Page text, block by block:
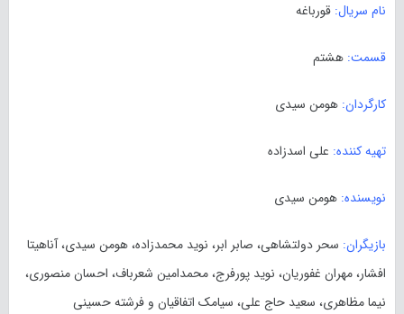
نام سریال: قورباغه
قسمت: هشتم
کارگردان: هومن سیدی
تهیه کننده: علی اسدزاده
نویسنده: هومن سیدی
بازیگران: سحر دولتشاهی، صابر ابر، نوید محمدزاده، هومن سیدی، آناهیتا
افشار، مهران غفوریان، نوید پورفرج، محمدامین شعرباف، احسان منصوری،
نیما مظاهری، سعید حاج علی، سیامک اتفاقیان و فرشته حسینی